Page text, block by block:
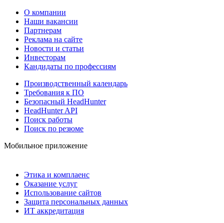
О компании
Наши вакансии
Партнерам
Реклама на сайте
Новости и статьи
Инвесторам
Кандидаты по профессиям
Производственный календарь
Требования к ПО
Безопасный HeadHunter
HeadHunter API
Поиск работы
Поиск по резюме
Мобильное приложение
Этика и комплаенс
Оказание услуг
Использование сайтов
Защита персональных данных
ИТ аккредитация